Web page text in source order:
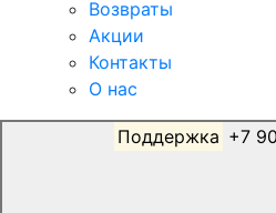
Возвраты
Акции
Контакты
О нас
Поддержка